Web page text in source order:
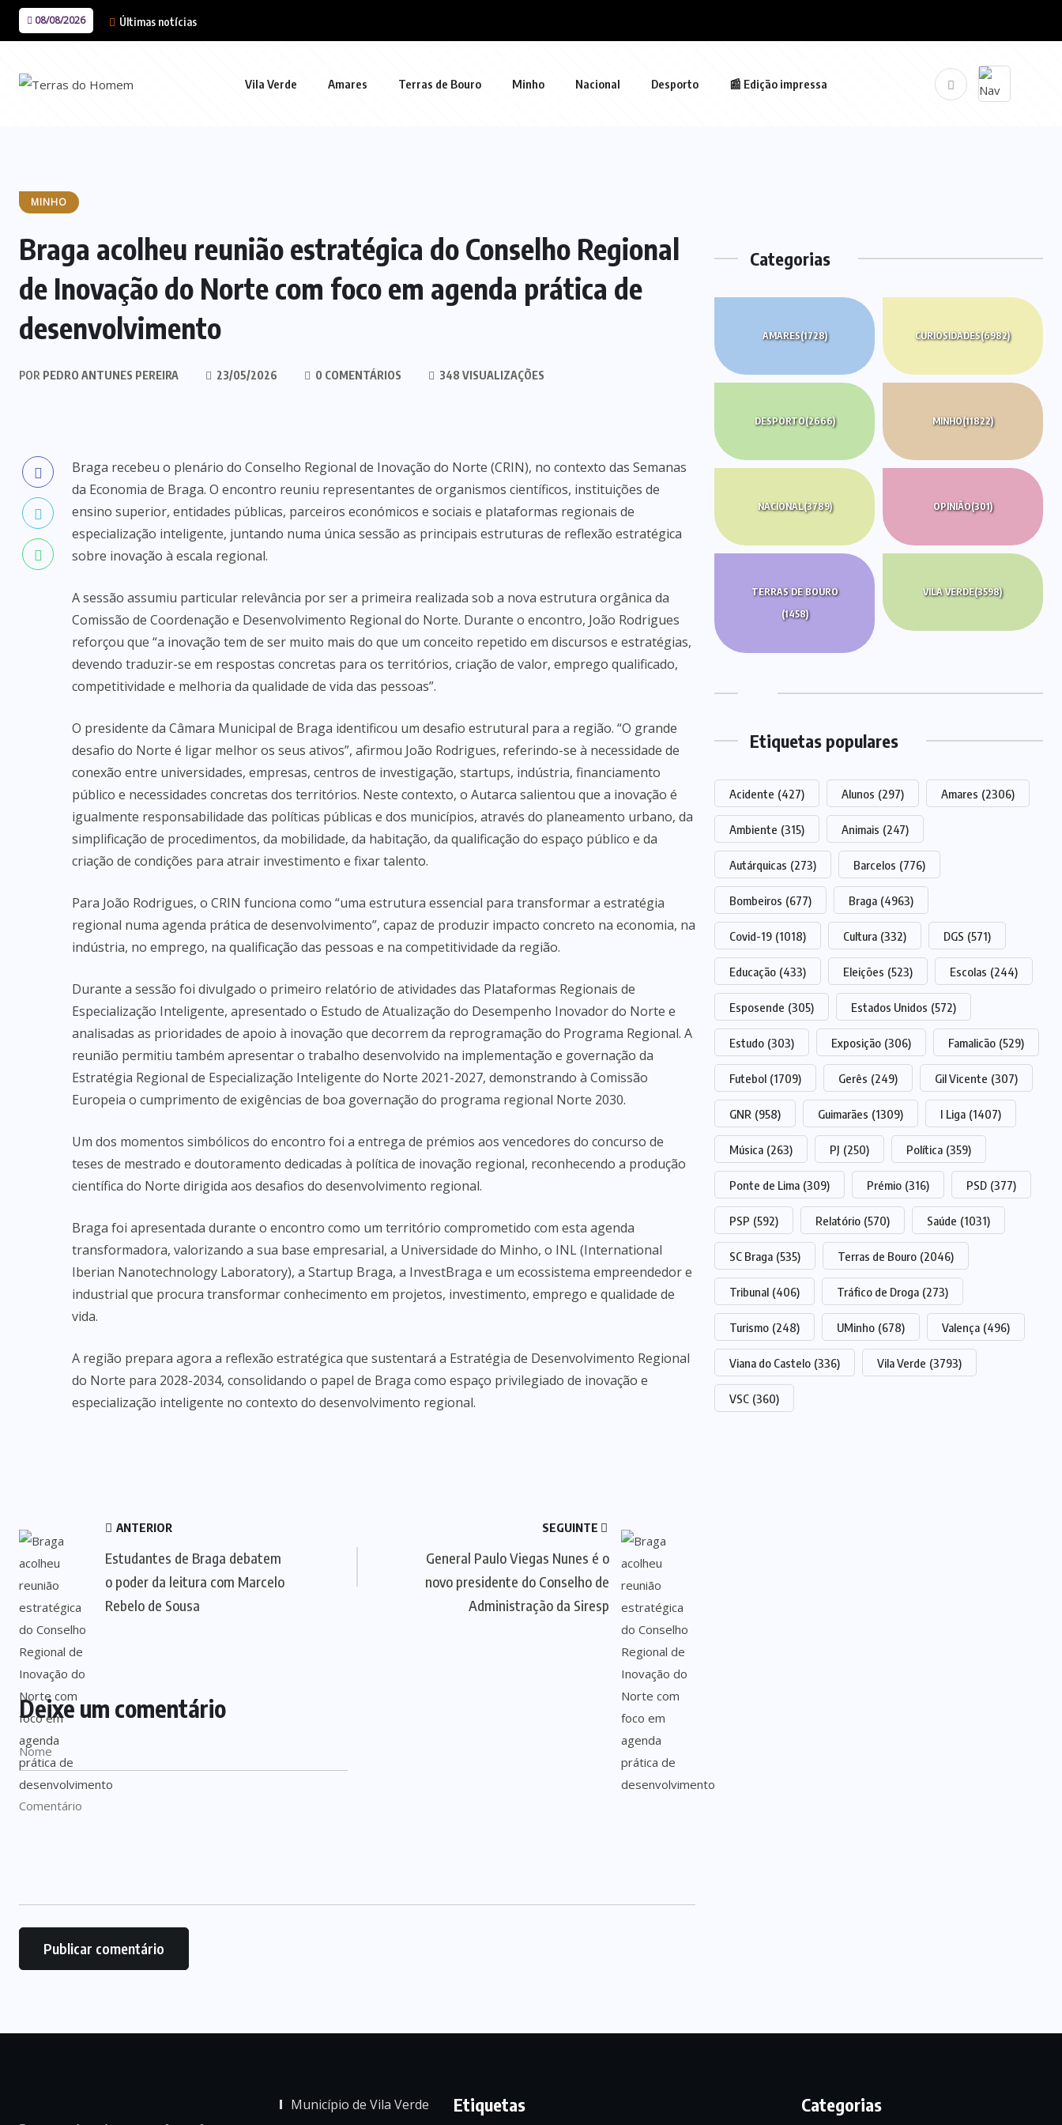
08/08/2026 Últimas notícias
Vila Verde Amares Terras de Bouro Minho Nacional Desporto 📰 Edição impressa
MINHO
Braga acolheu reunião estratégica do Conselho Regional
de Inovação do Norte com foco em agenda prática de
desenvolvimento
POR PEDRO ANTUNES PEREIRA 23/05/2026 0 COMENTÁRIOS 348 VISUALIZAÇÕES
Braga recebeu o plenário do Conselho Regional de Inovação do Norte (CRIN), no contexto das Semanas
da Economia de Braga. O encontro reuniu representantes de organismos científicos, instituições de
ensino superior, entidades públicas, parceiros económicos e sociais e plataformas regionais de
especialização inteligente, juntando numa única sessão as principais estruturas de reflexão estratégica
sobre inovação à escala regional.
A sessão assumiu particular relevância por ser a primeira realizada sob a nova estrutura orgânica da
Comissão de Coordenação e Desenvolvimento Regional do Norte. Durante o encontro, João Rodrigues
reforçou que “a inovação tem de ser muito mais do que um conceito repetido em discursos e estratégias,
devendo traduzir-se em respostas concretas para os territórios, criação de valor, emprego qualificado,
competitividade e melhoria da qualidade de vida das pessoas”.
O presidente da Câmara Municipal de Braga identificou um desafio estrutural para a região. “O grande
desafio do Norte é ligar melhor os seus ativos”, afirmou João Rodrigues, referindo-se à necessidade de
conexão entre universidades, empresas, centros de investigação, startups, indústria, financiamento
público e necessidades concretas dos territórios. Neste contexto, o Autarca salientou que a inovação é
igualmente responsabilidade das políticas públicas e dos municípios, através do planeamento urbano, da
simplificação de procedimentos, da mobilidade, da habitação, da qualificação do espaço público e da
criação de condições para atrair investimento e fixar talento.
Para João Rodrigues, o CRIN funciona como “uma estrutura essencial para transformar a estratégia
regional numa agenda prática de desenvolvimento”, capaz de produzir impacto concreto na economia, na
indústria, no emprego, na qualificação das pessoas e na competitividade da região.
Durante a sessão foi divulgado o primeiro relatório de atividades das Plataformas Regionais de
Especialização Inteligente, apresentado o Estudo de Atualização do Desempenho Inovador do Norte e
analisadas as prioridades de apoio à inovação que decorrem da reprogramação do Programa Regional. A
reunião permitiu também apresentar o trabalho desenvolvido na implementação e governação da
Estratégia Regional de Especialização Inteligente do Norte 2021-2027, demonstrando à Comissão
Europeia o cumprimento de exigências de boa governação do programa regional Norte 2030.
Um dos momentos simbólicos do encontro foi a entrega de prémios aos vencedores do concurso de
teses de mestrado e doutoramento dedicadas à política de inovação regional, reconhecendo a produção
científica do Norte dirigida aos desafios do desenvolvimento regional.
Braga foi apresentada durante o encontro como um território comprometido com esta agenda
transformadora, valorizando a sua base empresarial, a Universidade do Minho, o INL (International
Iberian Nanotechnology Laboratory), a Startup Braga, a InvestBraga e um ecossistema empreendedor e
industrial que procura transformar conhecimento em projetos, investimento, emprego e qualidade de
vida.
A região prepara agora a reflexão estratégica que sustentará a Estratégia de Desenvolvimento Regional
do Norte para 2028-2034, consolidando o papel de Braga como espaço privilegiado de inovação e
especialização inteligente no contexto do desenvolvimento regional.
ANTERIOR
Estudantes de Braga debatem
o poder da leitura com Marcelo
Rebelo de Sousa
SEGUINTE
General Paulo Viegas Nunes é o
novo presidente do Conselho de
Administração da Siresp
Deixe um comentário
Categorias
AMARES(1728) CURIOSIDADES(6982)
DESPORTO(2666) MINHO(11822)
NACIONAL(3789) OPINIÃO(301)
TERRAS DE BOURO
(1458)
VILA VERDE(3598)
Etiquetas populares
Acidente (427) Alunos (297) Amares (2306)
Ambiente (315) Animais (247)
Autárquicas (273) Barcelos (776)
Bombeiros (677) Braga (4963)
Covid-19 (1018) Cultura (332) DGS (571)
Educação (433) Eleições (523) Escolas (244)
Esposende (305) Estados Unidos (572)
Estudo (303) Exposição (306) Famalicão (529)
Futebol (1709) Gerês (249) Gil Vicente (307)
GNR (958) Guimarães (1309) I Liga (1407)
Música (263) PJ (250) Política (359)
Ponte de Lima (309) Prémio (316) PSD (377)
PSP (592) Relatório (570) Saúde (1031)
SC Braga (535) Terras de Bouro (2046)
Tribunal (406) Tráfico de Droga (273)
Turismo (248) UMinho (678) Valença (496)
Viana do Castelo (336) Vila Verde (3793)
VSC (360)
Município de Vila Verde Etiquetas Categorias